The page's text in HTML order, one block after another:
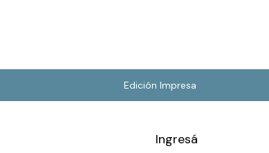
Edición Impresa
Ingresá